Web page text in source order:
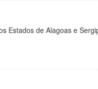
Estados de Alagoas e